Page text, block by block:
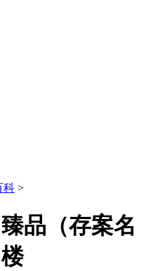
科 >
品（存案名